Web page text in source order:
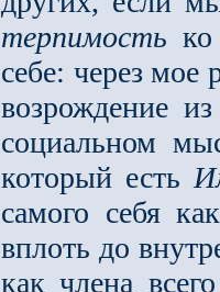
терпимость
себе: через мое
возрождение
социальном
который есть
самого себя
вплоть до
как члена